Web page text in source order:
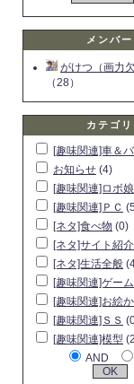
メンバー
がけつ（画力欠
（28）
カテゴリ
[趣味関連]車＆
お知らせ (4)
[趣味関連]ロボ娘
[趣味関連]ＰＣ
[ネタ]食べ物 (0)
[ネタ]サイト紹介
[ネタ]生活全般
[趣味関連]ゲーム
[趣味関連]お絵
[趣味関連]ＳＳ
[趣味関連]模型
AND